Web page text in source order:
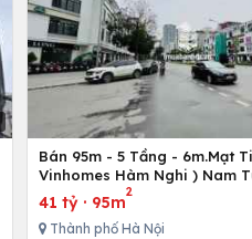
Bán 95m - 5 Tầng - 6m.Mạt
Vinhomes Hàm Nghi ) Nam
41 tỷ· 95m
2
Thành phố Hà Nội